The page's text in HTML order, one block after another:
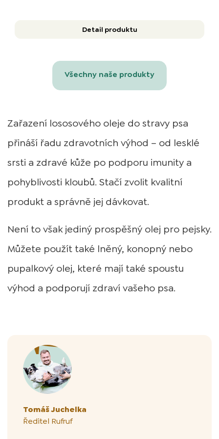
Detail produktu
Všechny naše produkty
Zařazení lososového oleje do stravy psa
přináší řadu zdravotních výhod –⁠ od lesklé
srsti a zdravé kůže po podporu imunity a
pohyblivosti kloubů. Stačí zvolit kvalitní
produkt a správně jej dávkovat.
Není to však jediný prospěšný olej pro pejsky.
Můžete použít také lněný, konopný nebo
pupalkový olej, které mají také spoustu
výhod a podporují zdraví vašeho psa.
Tomáš Juchelka
Ředitel Rufruf